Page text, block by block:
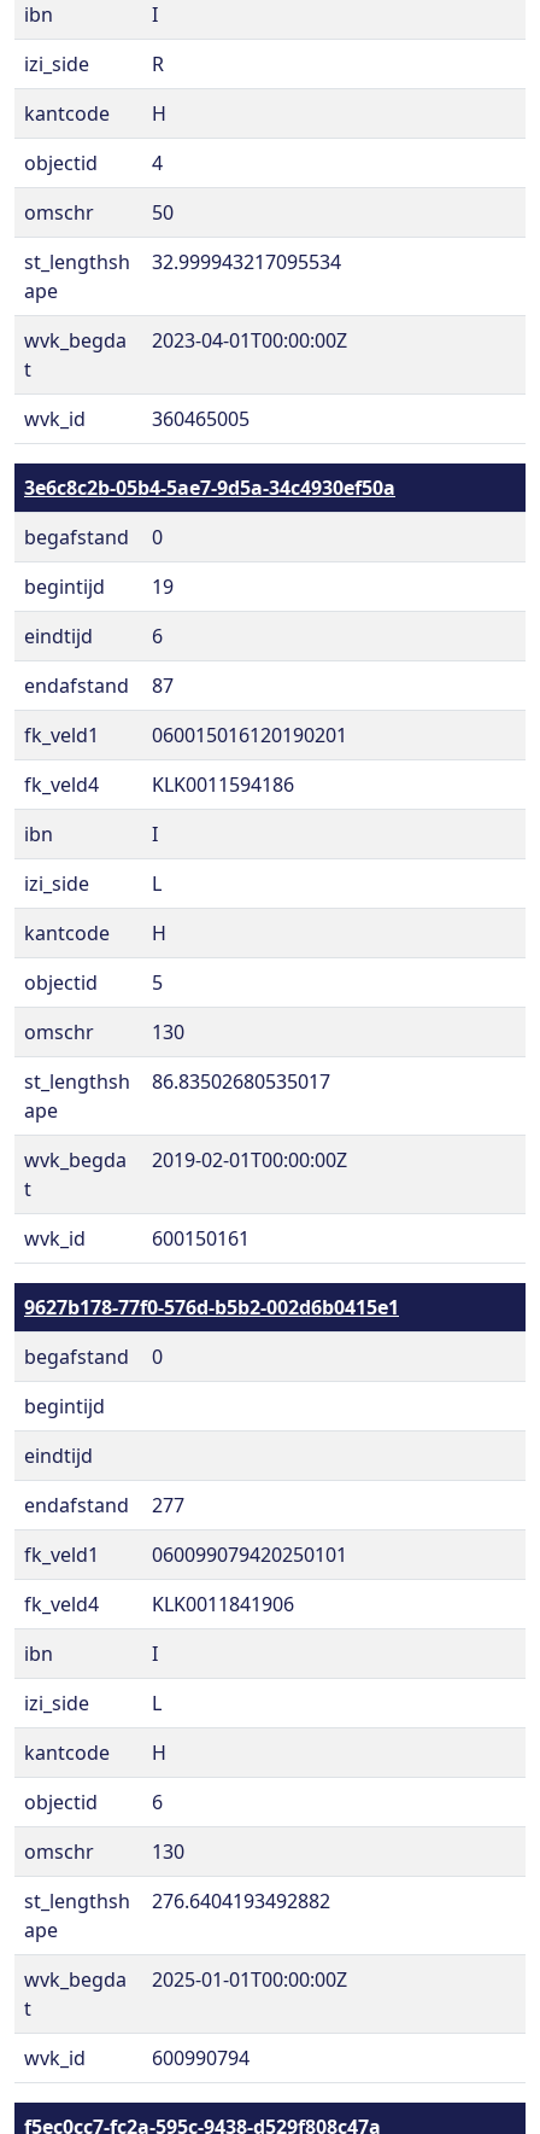
ibn
I
izi_side
R
kantcode
H
objectid
4
omschr
50
st_lengthsh
ape
32.999943217095534
wvk_begda
t
2023-04-01T00:00:00Z
wvk_id 360465005
3e6c8c2b-05b4-5ae7-9d5a-34c4930ef50a
begafstand
0
begintijd
19
eindtijd
6
endafstand
87
fk_veld1
060015016120190201
fk_veld4
KLK0011594186
ibn
I
izi_side
L
kantcode
H
objectid
5
omschr
130
st_lengthsh
ape
86.83502680535017
wvk_begda
t
2019-02-01T00:00:00Z
wvk_id 600150161
9627b178-77f0-576d-b5b2-002d6b0415e1
begafstand
0
begintijd
eindtijd
endafstand
277
fk_veld1
060099079420250101
fk_veld4
KLK0011841906
ibn
I
izi_side
L
kantcode
H
objectid
6
omschr
130
st_lengthsh
ape
276.6404193492882
wvk_begda
t
2025-01-01T00:00:00Z
wvk_id 600990794
f5ec0cc7-fc2a-595c-9438-d529f808c47a